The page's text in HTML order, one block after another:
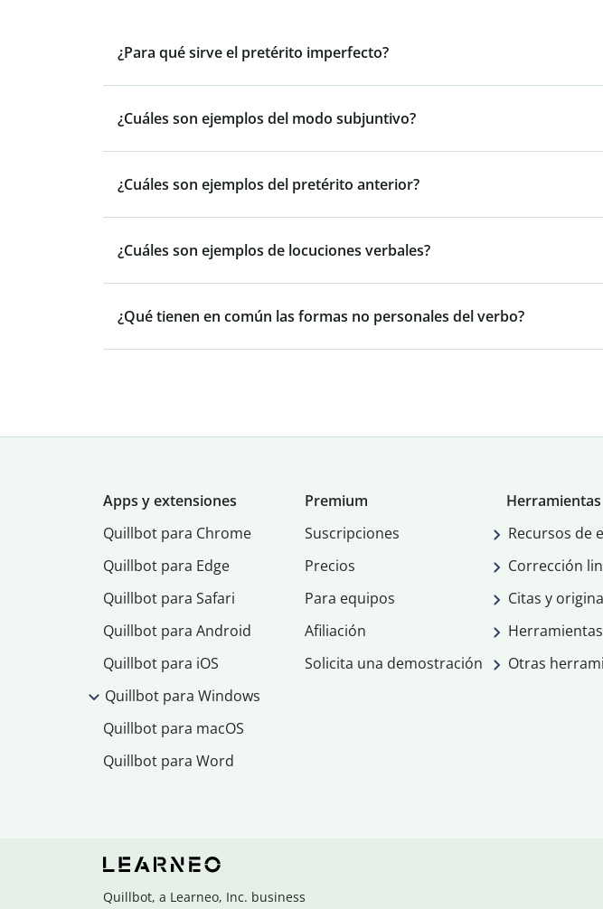
¿Para qué sirve el pretérito imperfecto?
¿Cuáles son ejemplos del modo subjuntivo?
¿Cuáles son ejemplos del pretérito anterior?
¿Cuáles son ejemplos de locuciones verbales?
¿Qué tienen en común las formas no personales del verbo?
Apps y extensiones
Quillbot para Chrome
Quillbot para Edge
Quillbot para Safari
Quillbot para Android
Quillbot para iOS
Quillbot para Windows
Quillbot para macOS
Quillbot para Word
Premium
Suscripciones
Precios
Para equipos
Afiliación
Solicita una demostración
Herramientas
Recursos de
Corrección
Citas y
Otras
Quillbot, a Learneo, Inc. business